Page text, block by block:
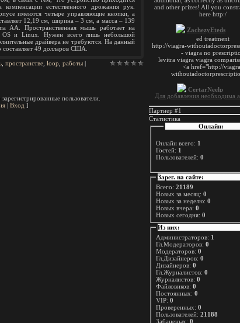
естественного дрожания рук.
имеются четыре управляющие кнопки, а
12,19 см, ширина – 3 см, а масса – 139
АА. Пространственная мышь работает на
OS и Linux. Нужен всего лишь небольшой
драйвера не требуются. На данный
49 долларов США.
пространстве loop работы |
пользователи.
| Вход ]
Для добавления необходима
Партнер #1
Статистика
Онлайн:
Онлайн всего: 1
Гостей: 1
Пользователей:0
Зарег. на сайте:
Всего:21189
Новых за месяц:0
Новых за неделю:0
Новых вчера:0
Новых сегодня:0
Из них:
Администраторов: 1
Гл.Модераторов:0
Модераторов:0
Гл.Дизайнеров:0
Дизайнеров:0
Гл.Журналистов:0
Журналистов:0
Файловиков:0
Постоянных:0
VIP:0
Проверенных:0
Пользователей:21188
Забаненых:0